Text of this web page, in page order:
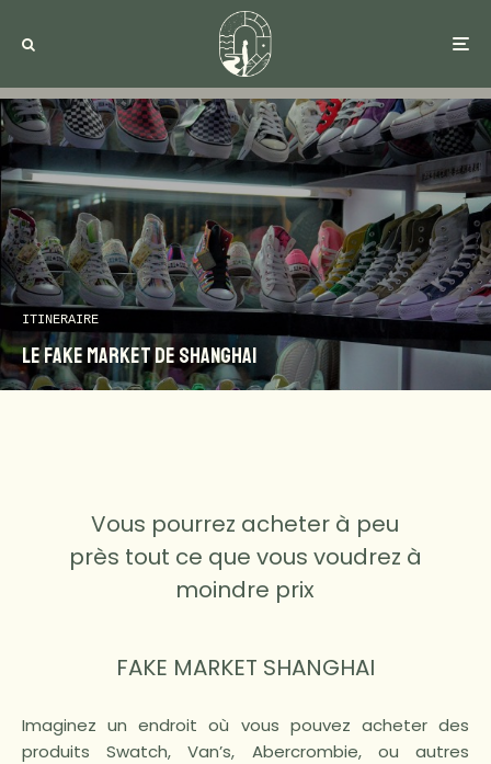
ITINERAIRE
Le fake market de Shanghai
Vous pourrez acheter à peu
près tout ce que vous voudrez à
moindre prix
FAKE MARKET SHANGHAI
Imaginez un endroit où vous pouvez acheter des
produits Swatch, Van’s, Abercrombie, ou autres